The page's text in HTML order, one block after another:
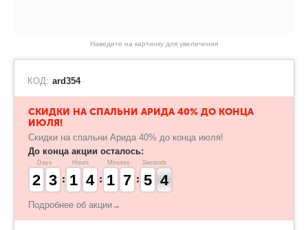
Наведите на картинку для увеличения
КОД: ard354
​СКИДКИ НА СПАЛЬНИ АРИДА 40% ДО КОНЦА
ИЮЛЯ!
Скидки на спальни Арида 40% до конца июля!
До конца акции осталось:
Days
1
1
2
2 2
2
3
3
Hours
1
1
1
1 3
3
4
4
Minutes
1
1
1
1 6
6
7
7
Seconds
4
4
5
5 4
4
3
Подробнее об акции→